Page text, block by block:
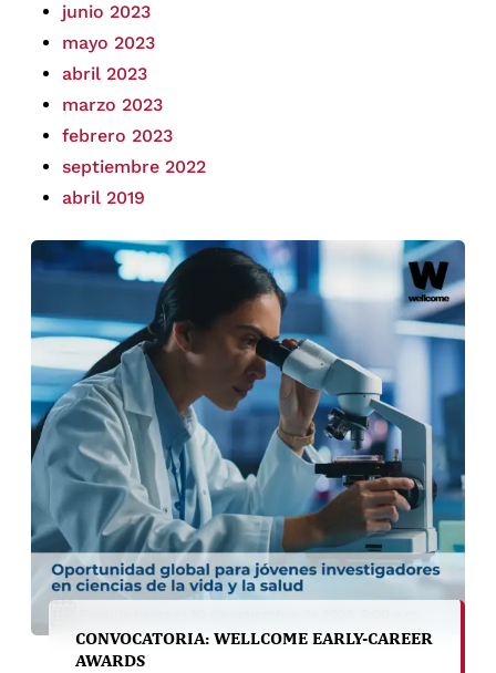
junio 2023
mayo 2023
abril 2023
marzo 2023
febrero 2023
septiembre 2022
abril 2019
CONVOCATORIA: WELLCOME EARLY-CAREER
AWARDS